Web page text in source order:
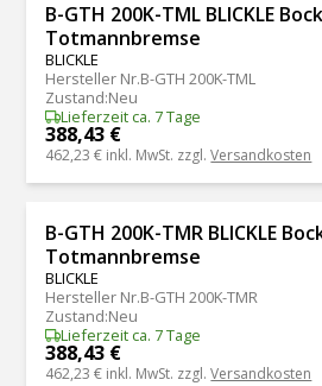
B-GTH 200K-TML BLICKLE
Totmannbremse
BLICKLE
Hersteller Nr.B-GTH 200K-TML
Zustand:Neu
Lieferzeit ca. 7 Tage
388,43 €
462,23 € inkl. MwSt. zzgl.Versandkosten
B-GTH 200K-TMR BLICKLE
Totmannbremse
BLICKLE
Hersteller Nr.B-GTH 200K-TMR
Zustand:Neu
Lieferzeit ca. 7 Tage
388,43 €
462,23 € inkl. MwSt. zzgl.Versandkosten